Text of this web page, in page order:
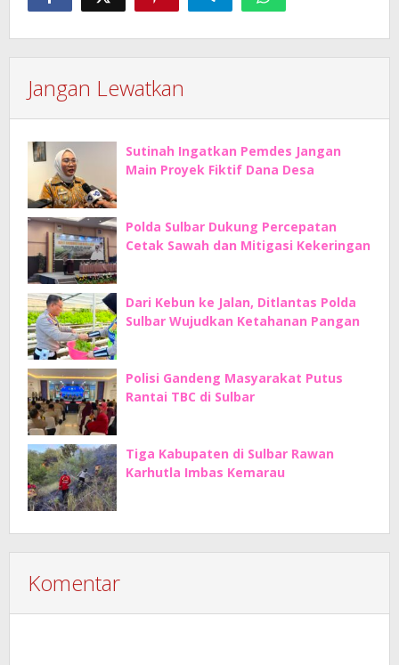
Jangan Lewatkan
Sutinah Ingatkan Pemdes Jangan
Main Proyek Fiktif Dana Desa
Polda Sulbar Dukung Percepatan
Cetak Sawah dan Mitigasi Kekeringan
Dari Kebun ke Jalan, Ditlantas Polda
Sulbar Wujudkan Ketahanan Pangan
Polisi Gandeng Masyarakat Putus
Rantai TBC di Sulbar
Tiga Kabupaten di Sulbar Rawan
Karhutla Imbas Kemarau
Komentar